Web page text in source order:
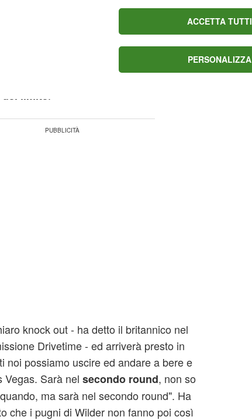
stile ben definito e non ci riferiamo al
promesso nella conferenza stampa
limite
knock out - ha detto il britannico nel
Drivetime - ed arriverà presto in
noi possiamo uscire ed andare a bere e
Vegas. Sarà nel secondo round, non so
ma sarà nel secondo round". Ha
che i pugni di Wilder non fanno poi così
ACCETTA TUTTI
PERSONALIZZA